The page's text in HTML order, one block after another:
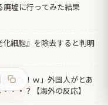
廃墟に行ってみた結果
化細胞』を除去すると判明
った！ｗ」外国人がとあ
・・？【海外の反応】